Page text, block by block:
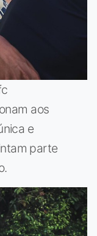
aos
e
parte